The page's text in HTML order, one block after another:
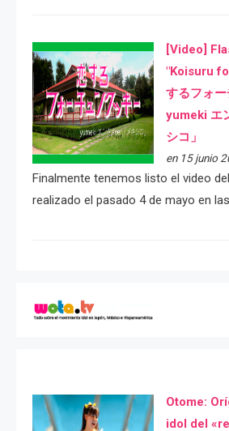
[Video]
"Koisuru
するフォ
yumeki エ
シコ」
en 15 junio
Finalmente tenemos listo el video
realizado el pasado 4 de mayo en
Otome:
idol del